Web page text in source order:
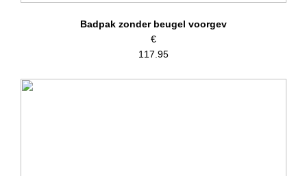
Badpak zonder beugel voorgev
€
117.95